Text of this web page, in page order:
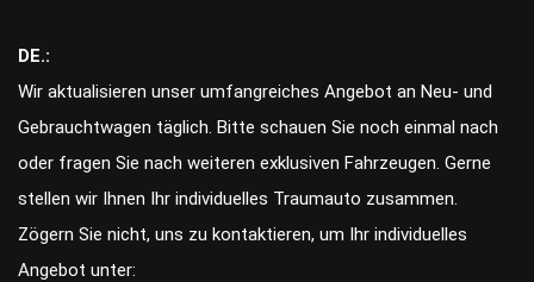
DE.:
Wir aktualisieren unser umfangreiches Angebot an Neu- und
Gebrauchtwagen täglich. Bitte schauen Sie noch einmal nach
oder fragen Sie nach weiteren exklusiven Fahrzeugen. Gerne
stellen wir Ihnen Ihr individuelles Traumauto zusammen.
Zögern Sie nicht, uns zu kontaktieren, um Ihr individuelles
Angebot unter: